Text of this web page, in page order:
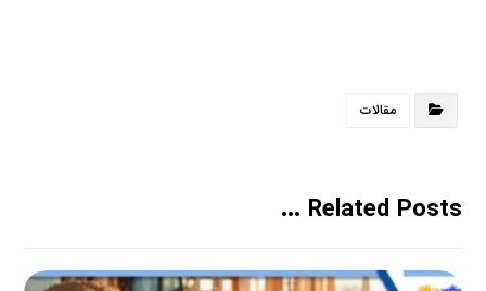
مقالات
Related Posts ...